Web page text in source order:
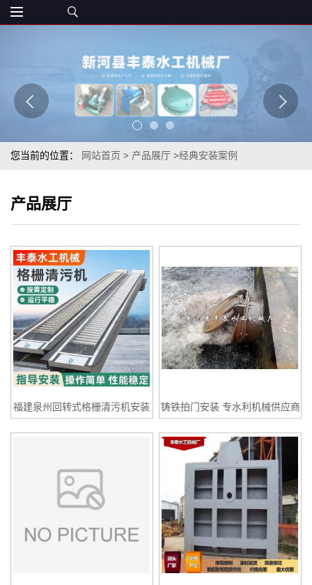
您当前的位置： 网站首页 > 产品展厅 >经典安装案例
产品展厅
福建泉州回转式格栅清污机安装
铸铁拍门安装 专水利机械供应商